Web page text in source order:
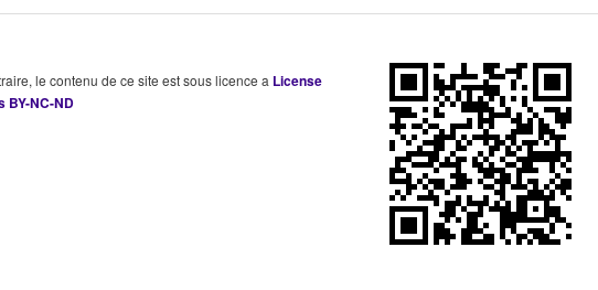
le contenu de ce site est sous licence a License
BY-NC-ND